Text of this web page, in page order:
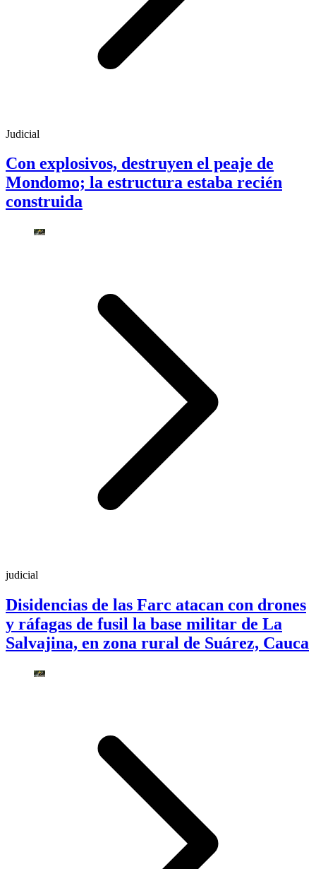
Judicial
Con explosivos, destruyen el peaje de
Mondomo; la estructura estaba recién
construida
judicial
Disidencias de las Farc atacan con drones
y ráfagas de fusil la base militar de La
Salvajina, en zona rural de Suárez, Cauca